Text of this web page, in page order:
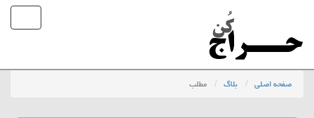
صفحه اصلی بلاگ مطلب